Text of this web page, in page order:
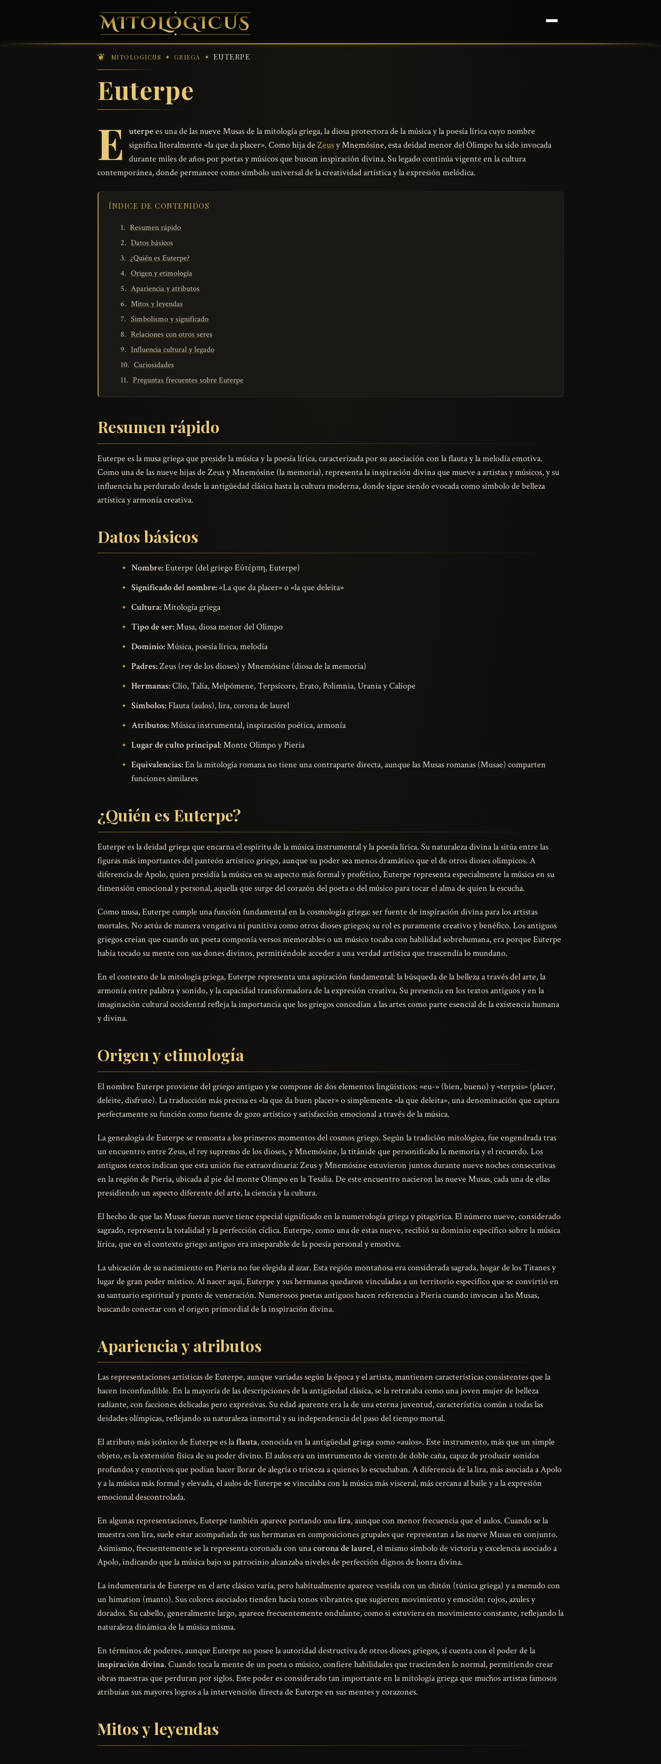
MITOLOGICUS GRIEGA EUTERPE
Euterpe
E uterpees una de las nueve Musas de la mitología griega, la diosa protectora de la música y la poesía lírica cuyo nombre
significa literalmente «la que da placer». Como hija deZeusy Mnemósine, esta deidad menor del Olimpo ha sido invocada
durante miles de años por poetas y músicos que buscan inspiración divina. Su legado continúa vigente en la cultura
contemporánea, donde permanece como símbolo universal de la creatividad artística y la expresión melódica.
ÍNDICE DE CONTENIDOS
Resumen rápido
Datos básicos
¿Quién es Euterpe?
Origen y etimología
Apariencia y atributos
Mitos y leyendas
Simbolismo y significado
Relaciones con otros seres
Influencia cultural y legado
Curiosidades
Preguntas frecuentes sobre Euterpe
Resumen rápido
Euterpe es la musa griega que preside la música y la poesía lírica, caracterizada por su asociación con la flauta y la melodía emotiva.
Como una de las nueve hijas de Zeus y Mnemósine (la memoria), representa la inspiración divina que mueve a artistas y músicos, y su
influencia ha perdurado desde la antigüedad clásica hasta la cultura moderna, donde sigue siendo evocada como símbolo de belleza
artística y armonía creativa.
Datos básicos
Nombre:Euterpe (del griego Εὐτέρπη, Euterpe)
Significado del nombre:«La que da placer» o «la que deleita»
Cultura:Mitología griega
Tipo de ser:Musa, diosa menor del Olimpo
Dominio:Música, poesía lírica, melodía
Padres:Zeus (rey de los dioses) y Mnemósine (diosa de la memoria)
Hermanas:Clío, Talía, Melpómene, Terpsícore, Erato, Polimnia, Urania y Calíope
Símbolos:Flauta (aulos), lira, corona de laurel
Atributos:Música instrumental, inspiración poética, armonía
Lugar de culto principal:Monte Olimpo y Pieria
Equivalencias:En la mitología romana no tiene una contraparte directa, aunque las Musas romanas (Musae) comparten
funciones similares
¿Quién es Euterpe?
Euterpe es la deidad griega que encarna el espíritu de la música instrumental y la poesía lírica. Su naturaleza divina la sitúa entre las
figuras más importantes del panteón artístico griego, aunque su poder sea menos dramático que el de otros dioses olímpicos. A
diferencia de Apolo, quien presidía la música en su aspecto más formal y profético, Euterpe representa especialmente la música en su
dimensión emocional y personal, aquella que surge del corazón del poeta o del músico para tocar el alma de quien la escucha.
Como musa, Euterpe cumple una función fundamental en la cosmología griega: ser fuente de inspiración divina para los artistas
mortales. No actúa de manera vengativa ni punitiva como otros dioses griegos; su rol es puramente creativo y benéfico. Los antiguos
griegos creían que cuando un poeta componía versos memorables o un músico tocaba con habilidad sobrehumana, era porque Euterpe
había tocado su mente con sus dones divinos, permitiéndole acceder a una verdad artística que trascendía lo mundano.
En el contexto de la mitología griega, Euterpe representa una aspiración fundamental: la búsqueda de la belleza a través del arte, la
armonía entre palabra y sonido, y la capacidad transformadora de la expresión creativa. Su presencia en los textos antiguos y en la
imaginación cultural occidental refleja la importancia que los griegos concedían a las artes como parte esencial de la existencia humana
y divina.
Origen y etimología
El nombre Euterpe proviene del griego antiguo y se compone de dos elementos lingüísticos: «eu-» (bien, bueno) y «terpsis» (placer,
deleite, disfrute). La traducción más precisa es «la que da buen placer» o simplemente «la que deleita», una denominación que captura
perfectamente su función como fuente de gozo artístico y satisfacción emocional a través de la música.
La genealogía de Euterpe se remonta a los primeros momentos del cosmos griego. Según la tradición mitológica, fue engendrada tras
un encuentro entre Zeus, el rey supremo de los dioses, y Mnemósine, la titánide que personificaba la memoria y el recuerdo. Los
antiguos textos indican que esta unión fue extraordinaria: Zeus y Mnemósine estuvieron juntos durante nueve noches consecutivas
en la región de Pieria, ubicada al pie del monte Olimpo en la Tesalia. De este encuentro nacieron las nueve Musas, cada una de ellas
presidiendo un aspecto diferente del arte, la ciencia y la cultura.
El hecho de que las Musas fueran nueve tiene especial significado en la numerología griega y pitagórica. El número nueve, considerado
sagrado, representa la totalidad y la perfección cíclica. Euterpe, como una de estas nueve, recibió su dominio específico sobre la música
lírica, que en el contexto griego antiguo era inseparable de la poesía personal y emotiva.
La ubicación de su nacimiento en Pieria no fue elegida al azar. Esta región montañosa era considerada sagrada, hogar de los Titanes y
lugar de gran poder místico. Al nacer aquí, Euterpe y sus hermanas quedaron vinculadas a un territorio específico que se convirtió en
su santuario espiritual y punto de veneración. Numerosos poetas antiguos hacen referencia a Pieria cuando invocan a las Musas,
buscando conectar con el origen primordial de la inspiración divina.
Apariencia y atributos
Las representaciones artísticas de Euterpe, aunque variadas según la época y el artista, mantienen características consistentes que la
hacen inconfundible. En la mayoría de las descripciones de la antigüedad clásica, se la retrataba como una joven mujer de belleza
radiante, con facciones delicadas pero expresivas. Su edad aparente era la de una eterna juventud, característica común a todas las
deidades olímpicas, reflejando su naturaleza inmortal y su independencia del paso del tiempo mortal.
El atributo más icónico de Euterpe es laflauta, conocida en la antigüedad griega como «aulos». Este instrumento, más que un simple
objeto, es la extensión física de su poder divino. El aulos era un instrumento de viento de doble caña, capaz de producir sonidos
profundos y emotivos que podían hacer llorar de alegría o tristeza a quienes lo escuchaban. A diferencia de la lira, más asociada a Apolo
y a la música más formal y elevada, el aulos de Euterpe se vinculaba con la música más visceral, más cercana al baile y a la expresión
emocional descontrolada.
En algunas representaciones, Euterpe también aparece portando unalira, aunque con menor frecuencia que el aulos. Cuando se la
muestra con lira, suele estar acompañada de sus hermanas en composiciones grupales que representan a las nueve Musas en conjunto.
Asimismo, frecuentemente se la representa coronada con unacorona de laurel, el mismo símbolo de victoria y excelencia asociado a
Apolo, indicando que la música bajo su patrocinio alcanzaba niveles de perfección dignos de honra divina.
La indumentaria de Euterpe en el arte clásico varía, pero habitualmente aparece vestida con un chitón (túnica griega) y a menudo con
un himation (manto). Sus colores asociados tienden hacia tonos vibrantes que sugieren movimiento y emoción: rojos, azules y
dorados. Su cabello, generalmente largo, aparece frecuentemente ondulante, como si estuviera en movimiento constante, reflejando la
naturaleza dinámica de la música misma.
En términos de poderes, aunque Euterpe no posee la autoridad destructiva de otros dioses griegos, sí cuenta con el poder de la
inspiración divina. Cuando toca la mente de un poeta o músico, confiere habilidades que trascienden lo normal, permitiendo crear
obras maestras que perduran por siglos. Este poder es considerado tan importante en la mitología griega que muchos artistas famosos
atribuían sus mayores logros a la intervención directa de Euterpe en sus mentes y corazones.
Mitos y leyendas